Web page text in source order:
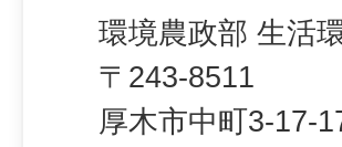
環境農政部 生活
〒243-8511
厚木市中町3-17-